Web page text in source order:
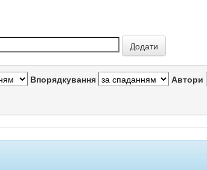
Впорядкування Автори